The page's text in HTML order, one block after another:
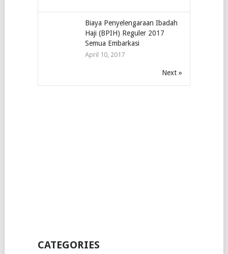
Biaya Penyelengaraan Ibadah
Haji (BPIH) Reguler 2017
Semua Embarkasi
April 10, 2017
Next »
CATEGORIES